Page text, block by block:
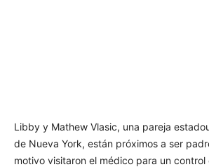
Libby y Mathew Vlasic, una pareja
de Nueva York, están próximos a ser
motivo visitaron el médico para un